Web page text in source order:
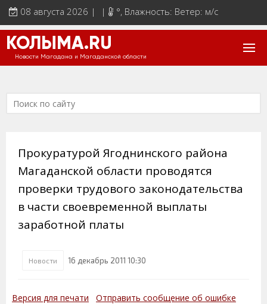
08 августа 2026 | | °, Влажность: Ветер: м/с
КОЛЫМА.RU
Новости Магадана и Магаданской области
Прокуратурой Ягоднинского района
Магаданской области проводятся
проверки трудового законодательства
в части своевременной выплаты
заработной платы
Новости 16 декабрь 2011 10:30
Версия для печати Отправить сообщение об ошибке